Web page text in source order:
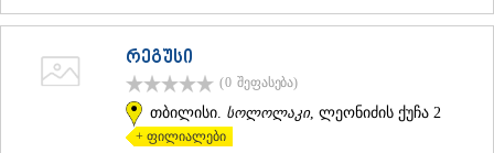
ᲙᲐᲮᲔᲗᲘ
ᲒᲣᲠᲯᲐᲐᲜᲘ
ᲓᲔᲓᲝᲤᲚᲘᲡᲬᲧᲐᲠᲝ
რეგუსი
(0 შეფასება)
თბილისი. სოლოლაკი, ლეონიძის ქუჩა 2
+ ფილიალები